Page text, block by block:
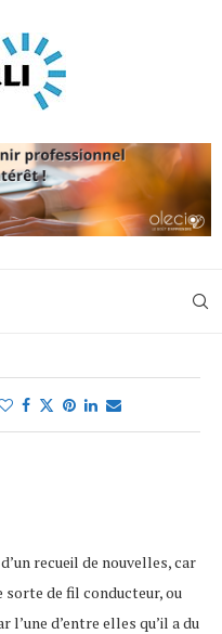
recueil de nouvelles, car
de fil conducteur, ou
d’entre elles qu’il a du